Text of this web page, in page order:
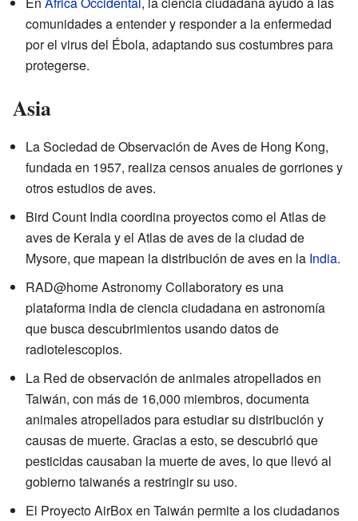
comunidades a entender y responder a la enfermedad
por el virus del Ébola, adaptando sus costumbres para
protegerse.
Asia
La Sociedad de Observación de Aves de Hong Kong,
fundada en 1957, realiza censos anuales de gorriones y
otros estudios de aves.
Bird Count India coordina proyectos como el Atlas de
aves de Kerala y el Atlas de aves de la ciudad de
Mysore, que mapean la distribución de aves en la India.
RAD@home Astronomy Collaboratory es una
plataforma india de ciencia ciudadana en astronomía
que busca descubrimientos usando datos de
radiotelescopios.
La Red de observación de animales atropellados en
Taiwán, con más de 16,000 miembros, documenta
animales atropellados para estudiar su distribución y
causas de muerte. Gracias a esto, se descubrió que
pesticidas causaban la muerte de aves, lo que llevó al
gobierno taiwanés a restringir su uso.
El Proyecto AirBox en Taiwán permite a los ciudadanos